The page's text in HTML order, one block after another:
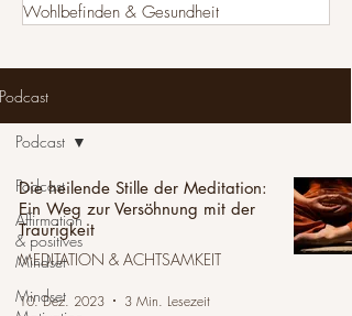
Wohlbefinden & Gesundheit
Podcast
Podcast
Affirmation
& positives
Mindset
Mindset
Podcast
Die heilende Stille der Meditation:
Ein Weg zur Versöhnung mit der
Traurigkeit
MEDITATION & ACHTSAMKEIT
10. Dez. 2023 3 Min. Lesezeit